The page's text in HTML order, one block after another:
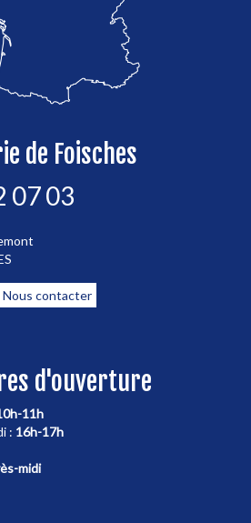
de Foisches
07 03
Nous contacter
d'ouverture
11h
: 16h-17h
midi